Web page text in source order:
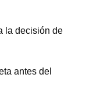
la decisión de
antes del